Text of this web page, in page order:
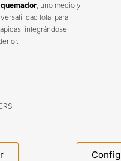
, uno medio y
total para
integrándose